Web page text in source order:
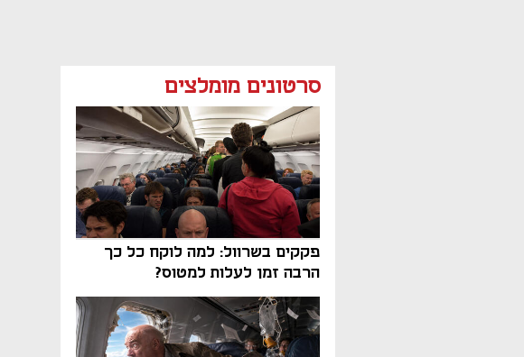
סרטונים מומלצים
פקקים בשרוול: למה לוקח כל כך
הרבה זמן לעלות למטוס?